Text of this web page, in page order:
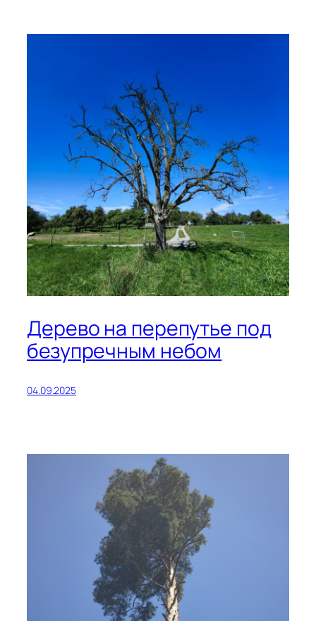
Дерево на перепутье под
безупречным небом
04.09.2025